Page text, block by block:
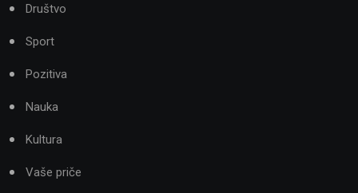
Društvo
Sport
Pozitiva
Nauka
Kultura
Vaše priče